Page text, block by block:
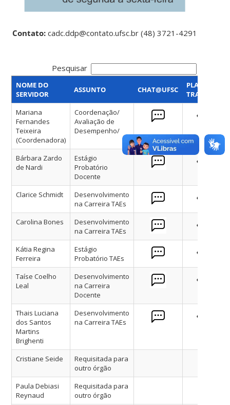
Contato:cadc.ddp@contato.ufsc.br (48) 3721-4291
Pesquisar
NOME DO
SERVIDOR
ASSUNTO CHAT@UFSC
PLANO DE
TRABALHO
Mariana
Fernandes
Teixeira
(Coordenadora)
Coordenação/
Avaliação de
Desempenho/
Bárbara Zardo
de Nardi
Estágio
Probatório
Docente
Clarice Schmidt
Desenvolvimento
na Carreira TAEs
Carolina Bones
Desenvolvimento
na Carreira TAEs
Kátia Regina
Ferreira
Estágio
Probatório TAEs
Taíse Coelho
Leal
Desenvolvimento
na Carreira
Docente
Thais Luciana
dos Santos
Martins
Brighenti
Desenvolvimento
na Carreira TAEs
Cristiane Seide
Requisitada para
outro órgão
Paula Debiasi
Reynaud
Requisitada para
outro órgão